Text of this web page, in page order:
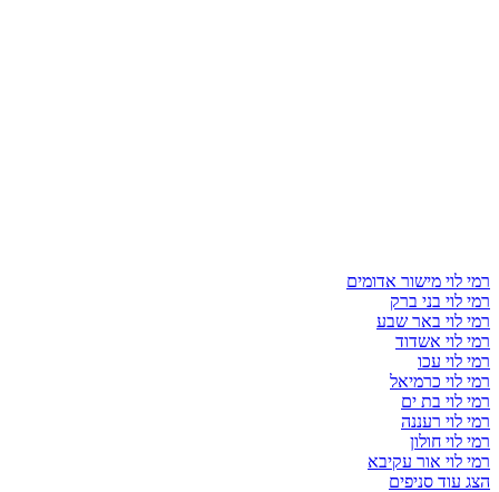
רמי לוי מישור אדומים
רמי לוי בני ברק
רמי לוי באר שבע
רמי לוי אשדוד
רמי לוי עכו
רמי לוי כרמיאל
רמי לוי בת ים
רמי לוי רעננה
רמי לוי חולון
רמי לוי אור עקיבא
הצג עוד סניפים